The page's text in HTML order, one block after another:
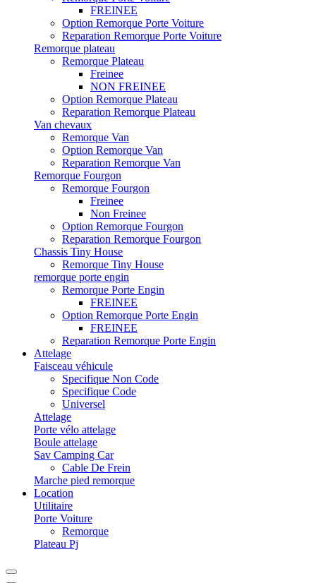
FREINEE
Option Remorque Porte Voiture
Reparation Remorque Porte Voiture
Remorque plateau
Remorque Plateau
Freinee
NON FREINEE
Option Remorque Plateau
Reparation Remorque Plateau
Van chevaux
Remorque Van
Option Remorque Van
Reparation Remorque Van
Remorque Fourgon
Remorque Fourgon
Freinee
Non Freinee
Option Remorque Fourgon
Reparation Remorque Fourgon
Chassis Tiny House
Remorque Tiny House
remorque porte engin
Remorque Porte Engin
FREINEE
Option Remorque Porte Engin
FREINEE
Reparation Remorque Porte Engin
Attelage
Faisceau véhicule
Specifique Non Code
Specifique Code
Universel
Attelage
Porte vélo attelage
Boule attelage
Sav Camping Car
Cable De Frein
Marche pied remorque
Location
Utilitaire
Porte Voiture
Remorque
Plateau Pj